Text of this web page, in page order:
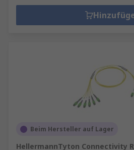
Beim Hersteller auf Lager
HellermannTyton Connectivity